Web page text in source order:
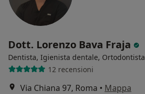
Dott. Lorenzo Bava Fraja
Dentista, Igienista dentale, Ortodontista
12 recensioni
Via Chiana 97, Roma • Mappa